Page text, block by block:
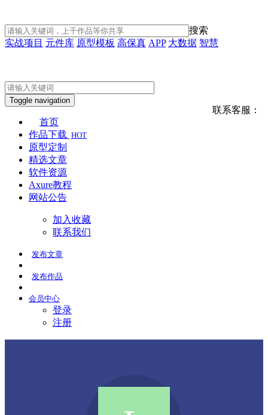
搜索
实战项目 元件库 原型模板 高保真 APP 大数据 智慧
联系客服：
Toggle navigation
首页
作品下载 HOT
原型定制
精选文章
软件资源
Axure教程
网站公告
加入收藏
联系我们
发布文章
发布作品
会员中心
登录
注册